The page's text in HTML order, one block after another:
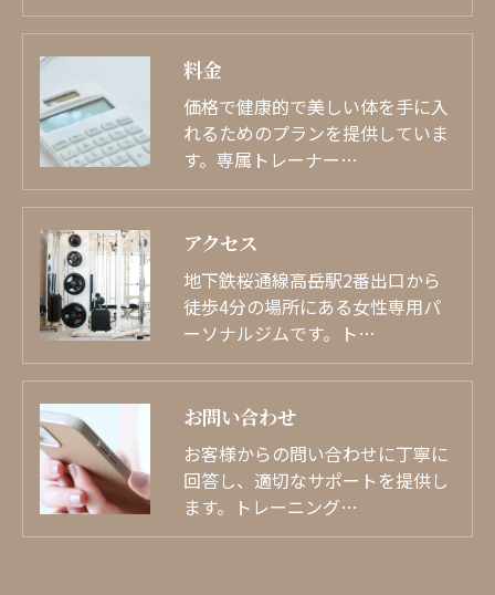
料金
価格で健康的で美しい体を手に入
れるためのプランを提供していま
す。専属トレーナー…
アクセス
地下鉄桜通線高岳駅2番出口から
徒歩4分の場所にある女性専用パ
ーソナルジムです。ト…
お問い合わせ
お客様からの問い合わせに丁寧に
回答し、適切なサポートを提供し
ます。トレーニング…